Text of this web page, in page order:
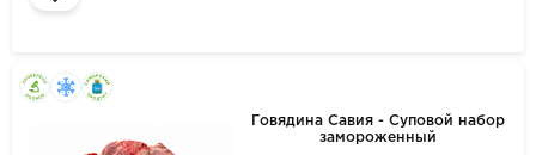
Говядина Савия - Суповой набор
замороженный